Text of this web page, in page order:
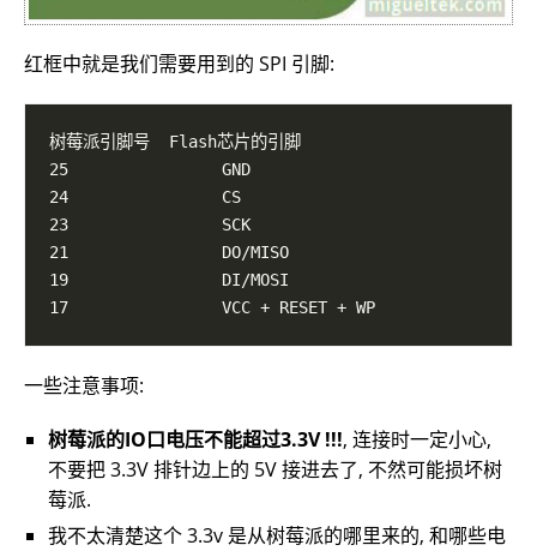
红框中就是我们需要用到的 SPI 引脚:
一些注意事项:
树莓派的IO口电压不能超过3.3V !!!, 连接时一定小心,
不要把 3.3V 排针边上的 5V 接进去了, 不然可能损坏树
莓派.
我不太清楚这个 3.3v 是从树莓派的哪里来的, 和哪些电